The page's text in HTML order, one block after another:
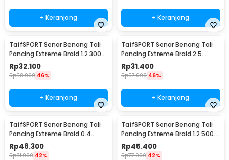
+ Keranjang + Keranjang
TaffSPORT Senar Benang Tali
Pancing Extreme Braid 1.2 300M
- FM-PEL
Rp32.100
Rp58.900 46%
+ Keranjang
TaffSPORT Senar Benang Tali
Pancing Extreme Braid 2.5
300M - FM-PEL
Rp31.400
Rp57.900 46%
+ Keranjang
TaffSPORT Senar Benang Tali
Pancing Extreme Braid 0.4
500M - FM-PEL
Rp48.300
Rp81.900 42%
TaffSPORT Senar Benang Tali
Pancing Extreme Braid 1.2 500M
- FM-PEL
Rp45.400
Rp77.900 42%